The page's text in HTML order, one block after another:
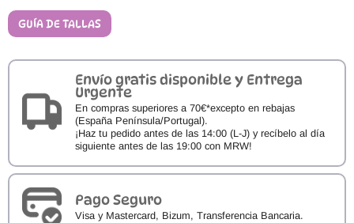
GUÍA DE TALLAS
Envío gratis disponible y Entrega
Urgente
En compras superiores a 70€*excepto en rebajas
(España Península/Portugal).
¡Haz tu pedido antes de las 14:00 (L-J) y recíbelo al día
siguiente antes de las 19:00 con MRW!
Pago Seguro
Visa y Mastercard, Bizum, Transferencia Bancaria.